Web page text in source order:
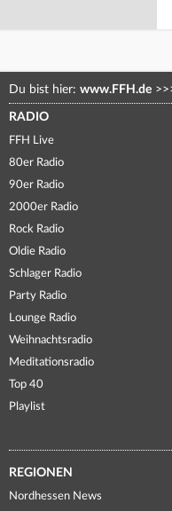
Du bist hier: www.FFH.de
RADIO
FFH Live
80er Radio
90er Radio
2000er Radio
Rock Radio
Oldie Radio
Schlager Radio
Party Radio
Lounge Radio
Weihnachtsradio
Meditationsradio
Top 40
Playlist
REGIONEN
Nordhessen News